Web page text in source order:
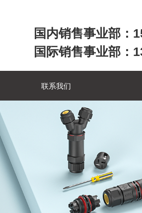
国内销售事业部：
国际销售事业部
联系我们